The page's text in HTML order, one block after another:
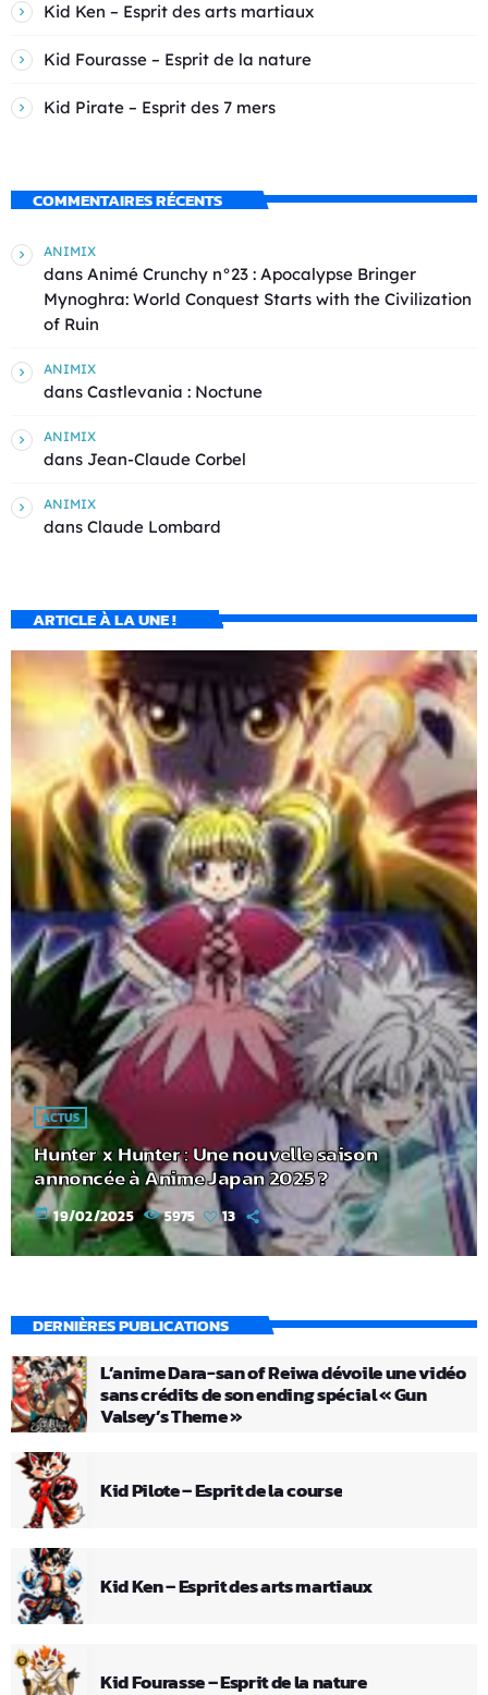
Kid Ken – Esprit des arts martiaux
Kid Fourasse – Esprit de la nature
Kid Pirate – Esprit des 7 mers
COMMENTAIRES RÉCENTS
ANIMIX
dans Animé Crunchy n°23 : Apocalypse Bringer
Mynoghra: World Conquest Starts with the Civilization
of Ruin
ANIMIX
dans Castlevania : Noctune
ANIMIX
dans Jean-Claude Corbel
ANIMIX
dans Claude Lombard
ARTICLE À LA UNE !
ACTUS
Hunter x Hunter : Une nouvelle saison
annoncée à Anime Japan 2025 ?
today 19/02/2025 5975 13
DERNIÈRES PUBLICATIONS
L’anime Dara-san of Reiwa dévoile une vidéo
sans crédits de son ending spécial « Gun
Valsey’s Theme »
Kid Pilote – Esprit de la course
Kid Ken – Esprit des arts martiaux
Kid Fourasse – Esprit de la nature